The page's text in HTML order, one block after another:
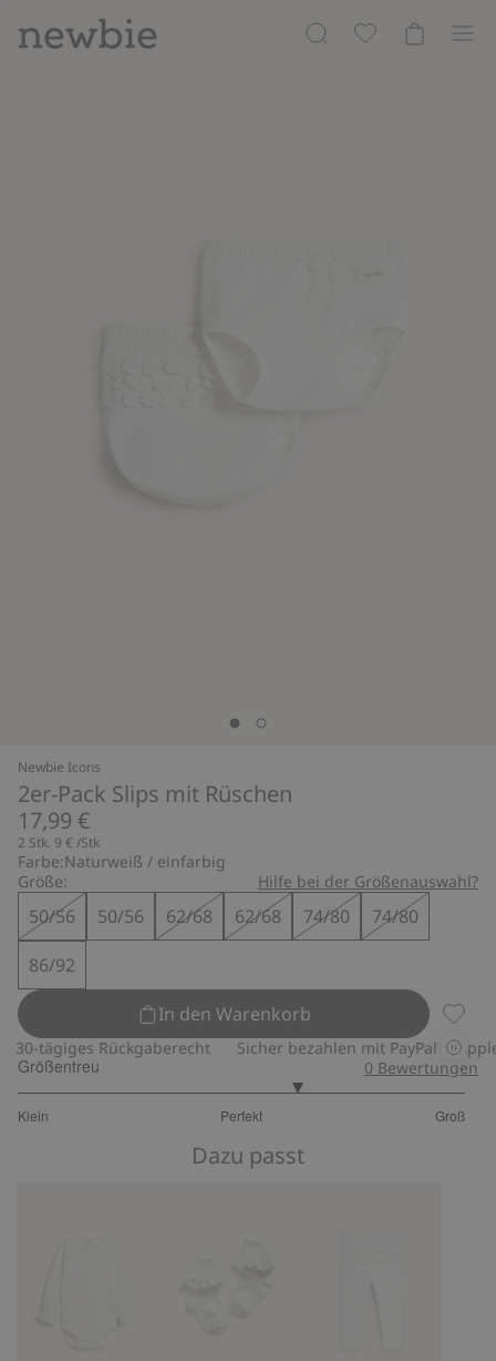
Newbie Icons
2er-Pack Slips mit Rüschen
17,99 €
2 Stk. 9 € /Stk
Farbe:Naturweiß / einfarbig
Größe:
Hilfe bei der Größenauswahl?
50/56 50/56 62/68 62/68 74/80
74/80
86/92
In den Warenkorb
2er-
30-tägiges Rückgaberecht Sicher bezahlen mit PayPal & Apple
Größentreu
Klein Perfekt Groß
von
0 Bewertungen
Dazu passt